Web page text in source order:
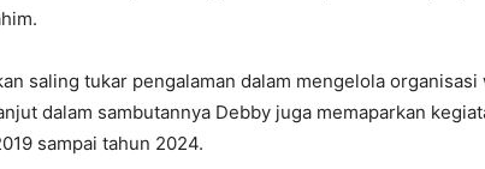
saling tukar pengalaman dalam mengelola organisasi
dalam sambutannya Debby juga memaparkan
sampai tahun 2024.